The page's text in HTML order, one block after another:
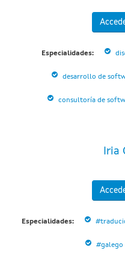
Especialidades:
desarrollo de
consultoría de
Iria
Especialidades:
#galego